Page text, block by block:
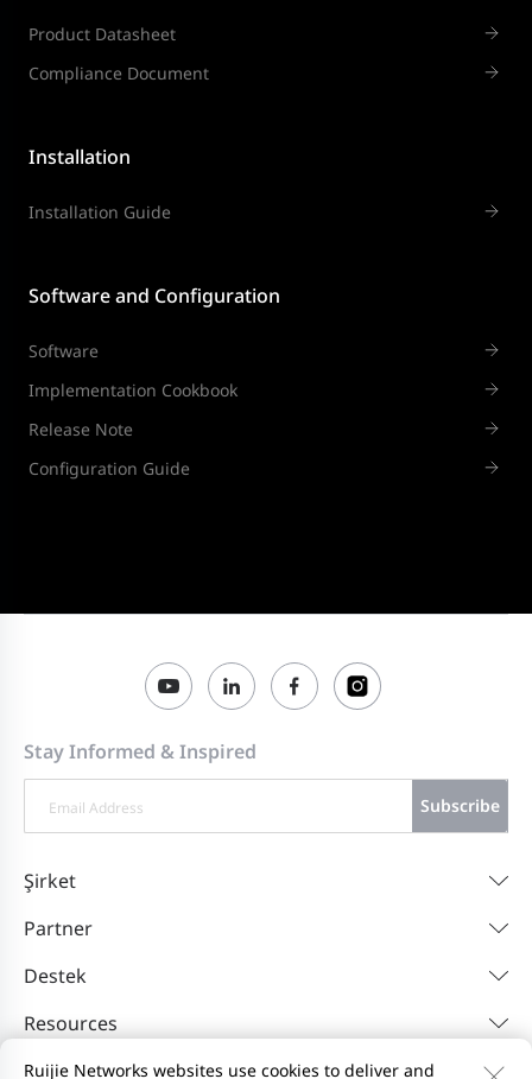
Product Datasheet
Compliance Document
Installation
Installation Guide
Software and Configuration
Software
Implementation Cookbook
Release Note
Configuration Guide
Stay Informed & Inspired
Subscribe
Şirket
Partner
Destek
Resources
Ruijie Networks websites use cookies to deliver and